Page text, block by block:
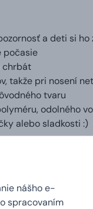
nášho e-
spracovaním
a deti si ho
počasie
chrbát
takže pri nosení
tvaru
odolného
alebo sladkosti :)
každý deň aj